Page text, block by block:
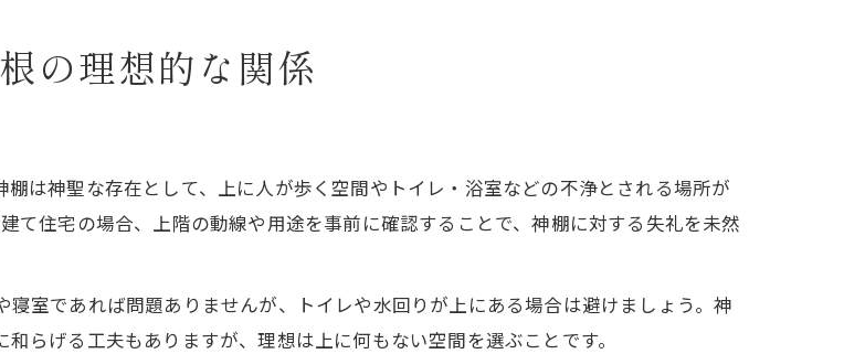
意を表す神棚設置の基本
ネタで学ぶ屋根下設置マナー入門
で気をつけたいタブーとNG例
棚の両立に悩む住まいの工夫法
棚・高級神棚板活用ポイント
級神棚板設置で避けるべき場所とは
の理想的な関係
は神聖な存在として、上に人が歩く空間やトイレ・浴室などの不浄とされる場所が
て住宅の場合、上階の動線や用途を事前に確認することで、神棚に対する失礼を未然
室であれば問題ありませんが、トイレや水回りが上にある場合は避けましょう。神
らげる工夫もありますが、理想は上に何もない空間を選ぶことです。